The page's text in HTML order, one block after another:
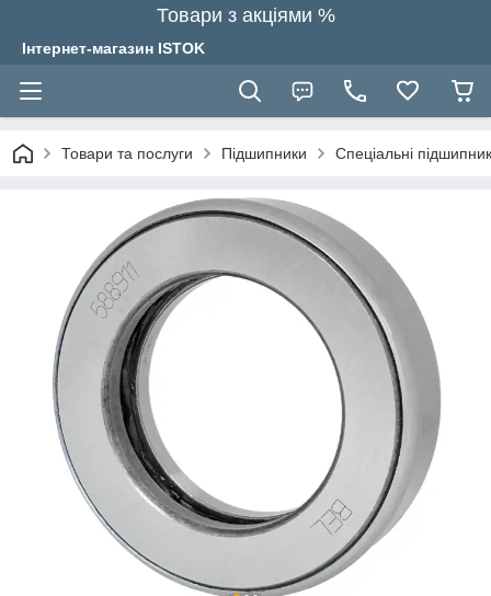
Товари з акціями %
Інтернет-магазин ISTOK
Товари та послуги Підшипники Спеціальні